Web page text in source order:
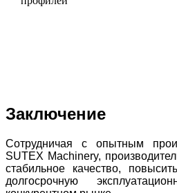
Заключение
Сотрудничая с опытным
SUTEX Machinery,
стабильное качество,
долгосрочную